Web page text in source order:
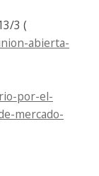
3 (
abierta-
por-el-
mercado-